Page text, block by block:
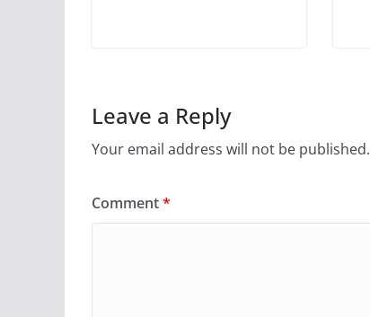
Leave a Reply
Your email address will not be published.
Comment*